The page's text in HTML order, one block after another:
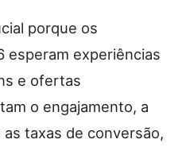
porque os
esperam experiências
e ofertas
o engajamento, a
taxas de conversão,